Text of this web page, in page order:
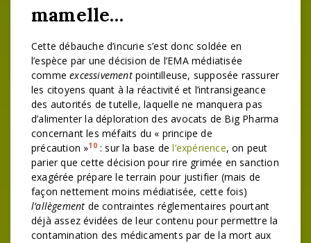
mamelle…
Cette débauche d’incurie s’est donc soldée en
l’espèce par une décision de l’EMA médiatisée
commeexcessivementpointilleuse, supposée rassurer
les citoyens quant à la réactivité et l’intransigeance
des autorités de tutelle, laquelle ne manquera pas
d’alimenter la déploration des avocats de Big Pharma
concernant les méfaits du « principe de
précaution »10: sur la base del’expérience, on peut
parier que cette décision pour rire grimée en sanction
exagérée prépare le terrain pour justifier (mais de
façon nettement moins médiatisée, cette fois)
l’allègement de contraintes réglementaires pourtant
déjà assez évidées de leur contenu pour permettre la
contamination des médicaments par de la mort aux